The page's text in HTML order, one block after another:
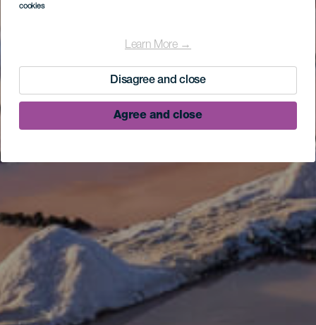
cookies
Learn More →
Disagree and close
Agree and close